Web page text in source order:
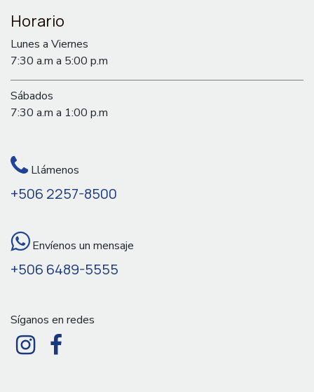
Horario
Lunes a Viernes
7:30 a.m a 5:00 p.m
Sábados
7:30 a.m a 1:00 p.m
Llámenos
+506 2257-8500
Envíenos un mensaje
+506 6489-5555
Síganos en redes